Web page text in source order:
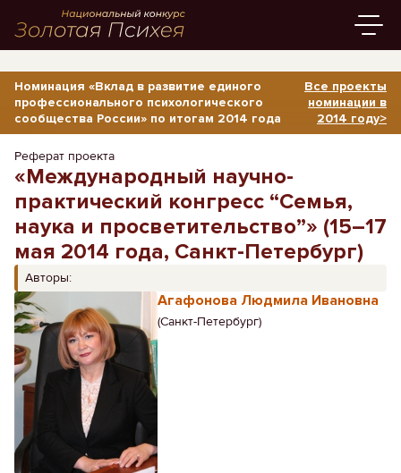
Номинация «Вклад в развитие единого
профессионального психологического
сообщества России» по итогам 2014 года
Все проекты
номинации в
2014 году>
Реферат проекта
«Международный научно-
практический конгресс “Семья,
наука и просветительство”» (15–17
мая 2014 года, Санкт-Петербург)
Авторы:
Агафонова Людмила Ивановна
(Санкт-Петербург)